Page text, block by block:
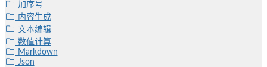
加序号
内容生成
文本编辑
数值计算
Markdown
Json